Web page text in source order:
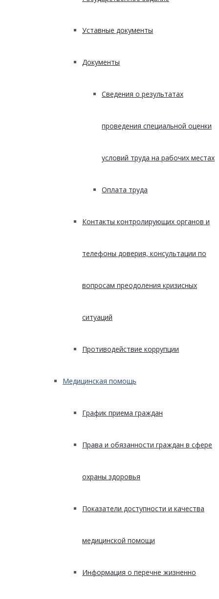
Уставные документы
Документы
Сведения о результатах
проведения специальной оценки
условий труда на рабочих местах
Оплата труда
Контакты контролирующих органов и
телефоны доверия, консультации по
вопросам преодоления кризисных
ситуаций
Противодействие коррупции
Медицинская помощь
График приема граждан
Права и обязанности граждан в сфере
охраны здоровья
Показатели доступности и качества
медицинской помощи
Информация о перечне жизненно